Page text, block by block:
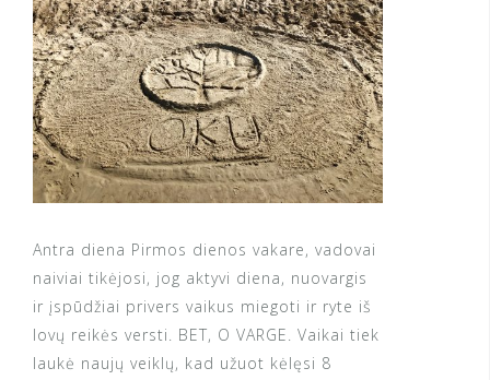
Antra diena Pirmos dienos vakare, vadovai
naiviai tikėjosi, jog aktyvi diena, nuovargis
ir įspūdžiai privers vaikus miegoti ir ryte iš
lovų reikės versti. BET, O VARGE. Vaikai tiek
laukė naujų veiklų, kad užuot kėlęsi 8